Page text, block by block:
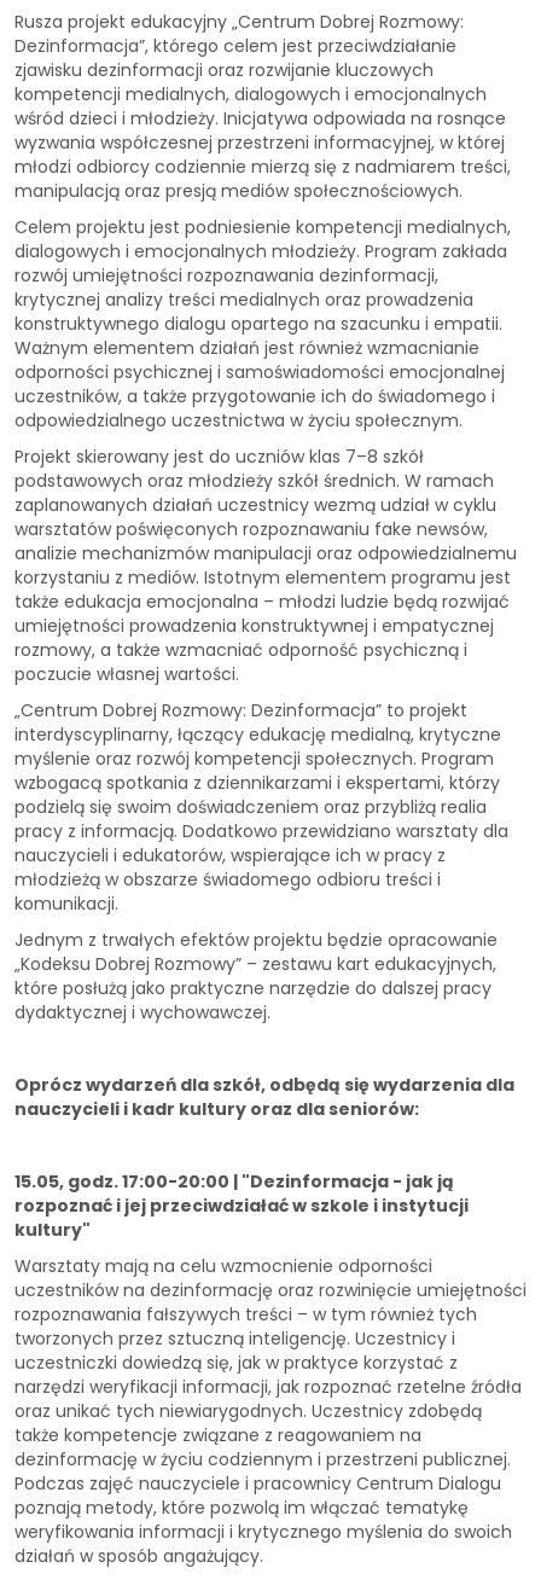
Rusza projekt edukacyjny „Centrum Dobrej Rozmowy:
Dezinformacja”, którego celem jest przeciwdziałanie
zjawisku dezinformacji oraz rozwijanie kluczowych
kompetencji medialnych, dialogowych i emocjonalnych
wśród dzieci i młodzieży. Inicjatywa odpowiada na rosnące
wyzwania współczesnej przestrzeni informacyjnej, w której
młodzi odbiorcy codziennie mierzą się z nadmiarem treści,
manipulacją oraz presją mediów społecznościowych.
Celem projektu jest podniesienie kompetencji medialnych,
dialogowych i emocjonalnych młodzieży. Program zakłada
rozwój umiejętności rozpoznawania dezinformacji,
krytycznej analizy treści medialnych oraz prowadzenia
konstruktywnego dialogu opartego na szacunku i empatii.
Ważnym elementem działań jest również wzmacnianie
odporności psychicznej i samoświadomości emocjonalnej
uczestników, a także przygotowanie ich do świadomego i
odpowiedzialnego uczestnictwa w życiu społecznym.
Projekt skierowany jest do uczniów klas 7–8 szkół
podstawowych oraz młodzieży szkół średnich. W ramach
zaplanowanych działań uczestnicy wezmą udział w cyklu
warsztatów poświęconych rozpoznawaniu fake newsów,
analizie mechanizmów manipulacji oraz odpowiedzialnemu
korzystaniu z mediów. Istotnym elementem programu jest
także edukacja emocjonalna – młodzi ludzie będą rozwijać
umiejętności prowadzenia konstruktywnej i empatycznej
rozmowy, a także wzmacniać odporność psychiczną i
poczucie własnej wartości.
„Centrum Dobrej Rozmowy: Dezinformacja” to projekt
interdyscyplinarny, łączący edukację medialną, krytyczne
myślenie oraz rozwój kompetencji społecznych. Program
wzbogacą spotkania z dziennikarzami i ekspertami, którzy
podzielą się swoim doświadczeniem oraz przybliżą realia
pracy z informacją. Dodatkowo przewidziano warsztaty dla
nauczycieli i edukatorów, wspierające ich w pracy z
młodzieżą w obszarze świadomego odbioru treści i
komunikacji.
Jednym z trwałych efektów projektu będzie opracowanie
„Kodeksu Dobrej Rozmowy” – zestawu kart edukacyjnych,
które posłużą jako praktyczne narzędzie do dalszej pracy
dydaktycznej i wychowawczej.
Oprócz wydarzeń dla szkół, odbędą się wydarzenia dla
nauczycieli i kadr kultury oraz dla seniorów:
15.05, godz. 17:00-20:00 | "Dezinformacja - jak ją
rozpoznać i jej przeciwdziałać w szkole i instytucji
kultury"
Warsztaty mają na celu wzmocnienie odporności
uczestników na dezinformację oraz rozwinięcie umiejętności
rozpoznawania fałszywych treści – w tym również tych
tworzonych przez sztuczną inteligencję. Uczestnicy i
uczestniczki dowiedzą się, jak w praktyce korzystać z
narzędzi weryfikacji informacji, jak rozpoznać rzetelne źródła
oraz unikać tych niewiarygodnych. Uczestnicy zdobędą
także kompetencje związane z reagowaniem na
dezinformację w życiu codziennym i przestrzeni publicznej.
Podczas zajęć nauczyciele i pracownicy Centrum Dialogu
poznają metody, które pozwolą im włączać tematykę
weryfikowania informacji i krytycznego myślenia do swoich
działań w sposób angażujący.